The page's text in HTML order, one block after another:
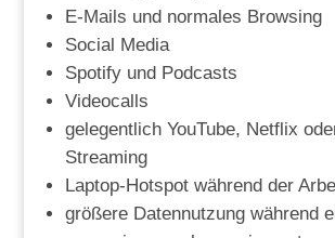
E-Mails und normales Browsing
Social Media
Spotify und Podcasts
Videocalls
gelegentlich YouTube, Netflix
Streaming
Laptop-Hotspot während der
größere Datennutzung während